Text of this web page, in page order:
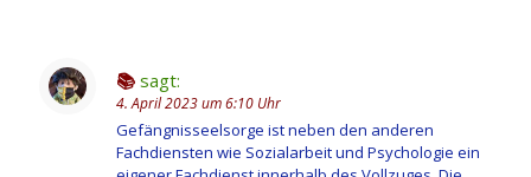
📚 sagt:
4. April 2023 um 6:10 Uhr
Gefängnisseelsorge ist neben den anderen
Fachdiensten wie Sozialarbeit und Psychologie ein